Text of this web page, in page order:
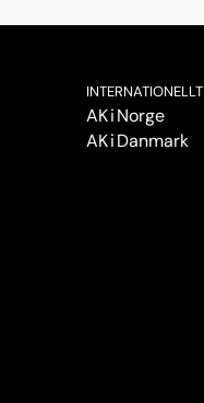
INTERNATIONELLT
AK i Norge
AK i Danmark